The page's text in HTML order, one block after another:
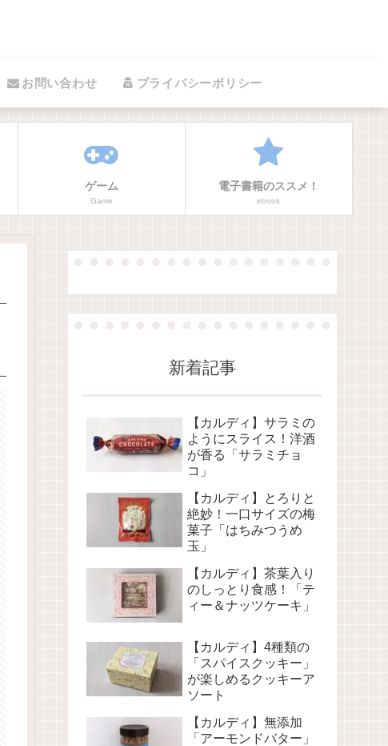
お問い合わせ プライバシーポリシー
ゲーム
Game
電子書籍のススメ！
ebook
新着記事
【カルディ】サラミの
ようにスライス！洋酒
が香る「サラミチョ
コ」
【カルディ】とろりと
絶妙！一口サイズの梅
菓子「はちみつうめ
玉」
【カルディ】茶葉入り
のしっとり食感！「テ
ィー＆ナッツケーキ」
【カルディ】4種類の
「スパイスクッキー」
が楽しめるクッキーア
ソート
【カルディ】無添加
「アーモンドバター」